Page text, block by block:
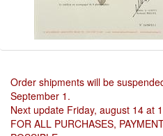
Order shipments will be
September 1.
Next update Friday, august 14 at
FOR ALL PURCHASES,